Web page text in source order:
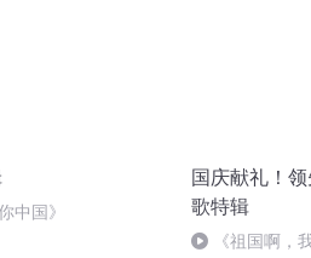
中国》
国庆献礼！
歌特辑
《祖国啊，